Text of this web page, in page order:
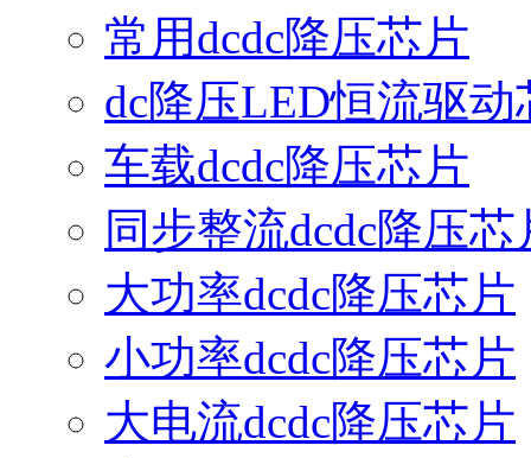
常用dcdc降压芯片
dc降压LED恒流驱动
车载dcdc降压芯片
同步整流dcdc降压芯
大功率dcdc降压芯片
小功率dcdc降压芯片
大电流dcdc降压芯片